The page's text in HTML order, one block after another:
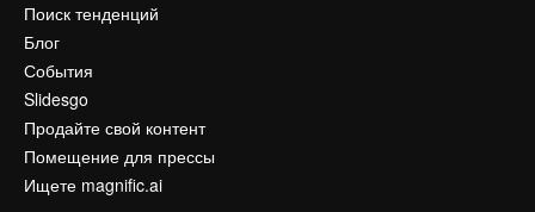
Поиск тенденций
Блог
События
Slidesgo
Продайте свой контент
Помещение для прессы
Ищете magnific.ai